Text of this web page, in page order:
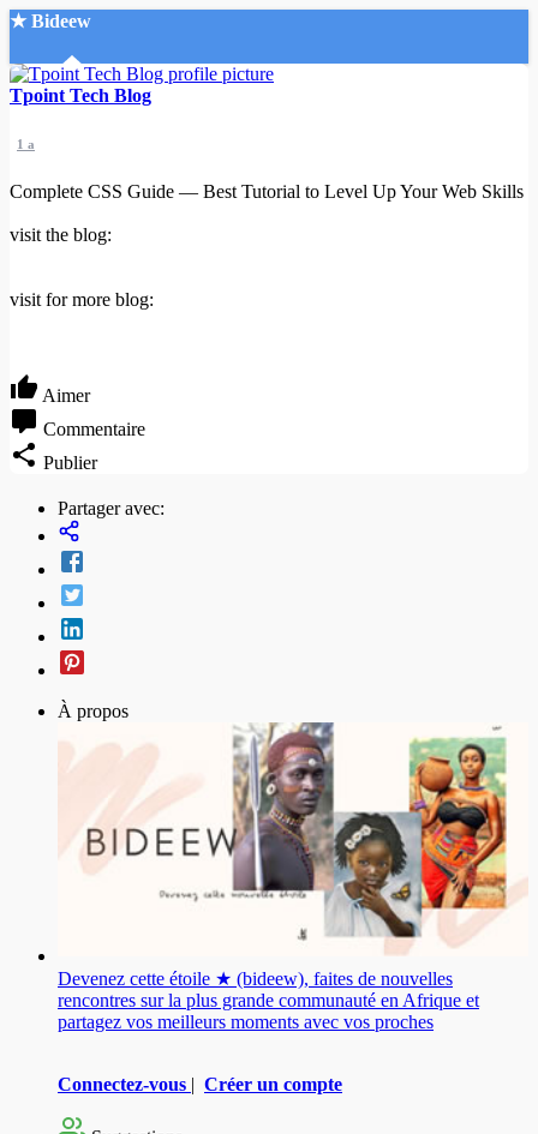
★ Bideew
Accueil
Mon compte
Tpoint Tech Blog
1 a
Complete CSS Guide — Best Tutorial to Level Up Your Web Skills
visit the blog:
visit for more blog:
Aimer
Commentaire
Publier
Partager avec:
À propos
Devenez cette étoile ★ (bideew), faites de nouvelles
rencontres sur la plus grande communauté en Afrique et
partagez vos meilleurs moments avec vos proches
Connectez-vous | Créer un compte